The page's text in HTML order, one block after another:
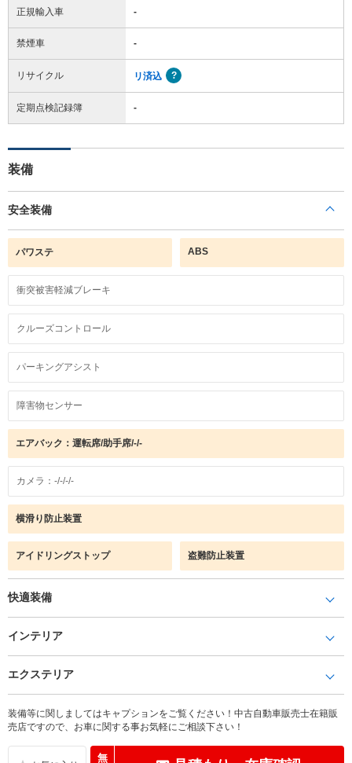
正規輸入車 -
禁煙車 -
リサイクル リ済込
定期点検記録簿 -
装備
安全装備
パワステ ABS
衝突被害軽減ブレーキ
クルーズコントロール
パーキングアシスト
障害物センサー
エアバック：運転席/助手席/-/-
カメラ：-/-/-/-
横滑り防止装置
アイドリングストップ 盗難防止装置
快適装備
インテリア
エクステリア
装備等に関しましてはキャプションをご覧ください！中古自動車販売士在籍販
売店ですので、お車に関する事お気軽にご相談下さい！
無